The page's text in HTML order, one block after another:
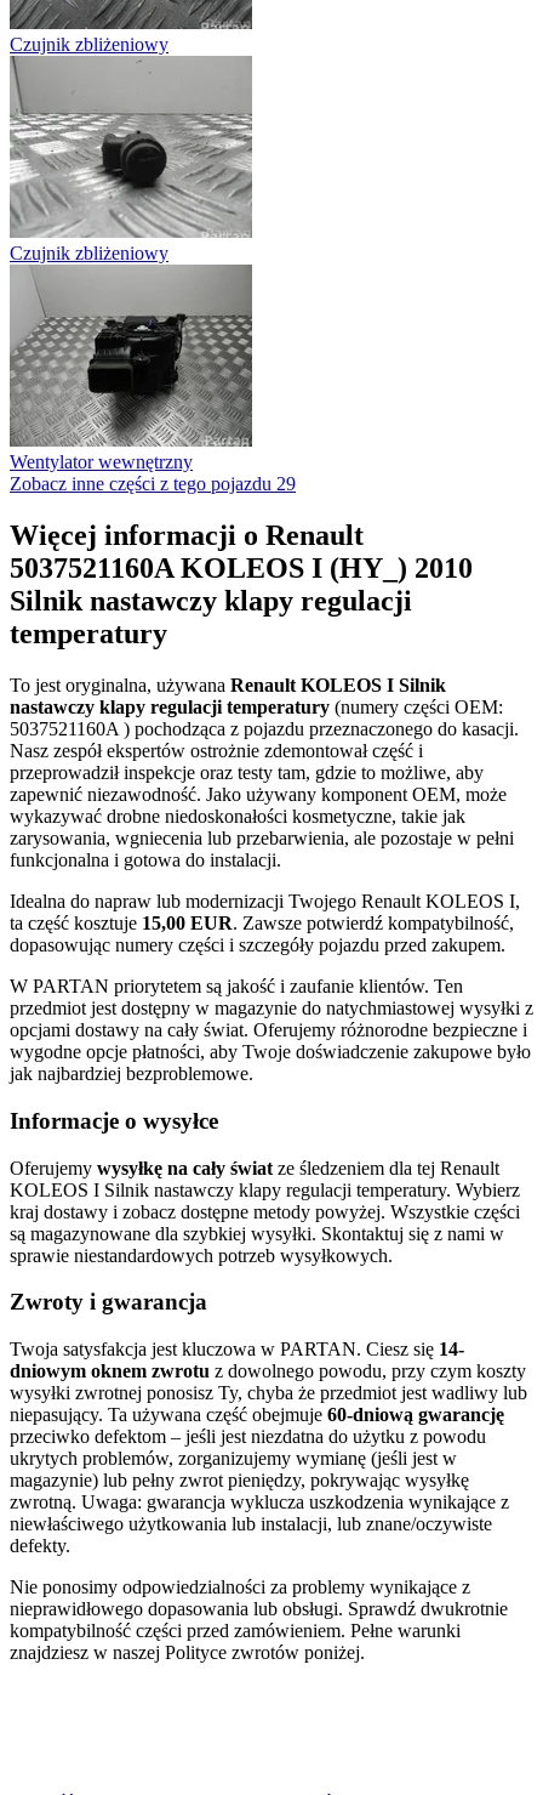
Czujnik zbliżeniowy
Czujnik zbliżeniowy
Wentylator wewnętrzny
Zobacz inne części z tego pojazdu 29
Więcej informacji o Renault
5037521160A KOLEOS I (HY_) 2010
Silnik nastawczy klapy regulacji
temperatury
To jest oryginalna, używana Renault KOLEOS I Silnik
nastawczy klapy regulacji temperatury (numery części OEM:
5037521160A ) pochodząca z pojazdu przeznaczonego do kasacji.
Nasz zespół ekspertów ostrożnie zdemontował część i
przeprowadził inspekcje oraz testy tam, gdzie to możliwe, aby
zapewnić niezawodność. Jako używany komponent OEM, może
wykazywać drobne niedoskonałości kosmetyczne, takie jak
zarysowania, wgniecenia lub przebarwienia, ale pozostaje w pełni
funkcjonalna i gotowa do instalacji.
Idealna do napraw lub modernizacji Twojego Renault KOLEOS I,
ta część kosztuje 15,00 EUR. Zawsze potwierdź kompatybilność,
dopasowując numery części i szczegóły pojazdu przed zakupem.
W PARTAN priorytetem są jakość i zaufanie klientów. Ten
przedmiot jest dostępny w magazynie do natychmiastowej wysyłki z
opcjami dostawy na cały świat. Oferujemy różnorodne bezpieczne i
wygodne opcje płatności, aby Twoje doświadczenie zakupowe było
jak najbardziej bezproblemowe.
Informacje o wysyłce
Oferujemy wysyłkę na cały świat ze śledzeniem dla tej Renault
KOLEOS I Silnik nastawczy klapy regulacji temperatury. Wybierz
kraj dostawy i zobacz dostępne metody powyżej. Wszystkie części
są magazynowane dla szybkiej wysyłki. Skontaktuj się z nami w
sprawie niestandardowych potrzeb wysyłkowych.
Zwroty i gwarancja
Twoja satysfakcja jest kluczowa w PARTAN. Ciesz się 14-
dniowym oknem zwrotu z dowolnego powodu, przy czym koszty
wysyłki zwrotnej ponosisz Ty, chyba że przedmiot jest wadliwy lub
niepasujący. Ta używana część obejmuje 60-dniową gwarancję
przeciwko defektom – jeśli jest niezdatna do użytku z powodu
ukrytych problemów, zorganizujemy wymianę (jeśli jest w
magazynie) lub pełny zwrot pieniędzy, pokrywając wysyłkę
zwrotną. Uwaga: gwarancja wyklucza uszkodzenia wynikające z
niewłaściwego użytkowania lub instalacji, lub znane/oczywiste
defekty.
Nie ponosimy odpowiedzialności za problemy wynikające z
nieprawidłowego dopasowania lub obsługi. Sprawdź dwukrotnie
kompatybilność części przed zamówieniem. Pełne warunki
znajdziesz w naszej Polityce zwrotów poniżej.